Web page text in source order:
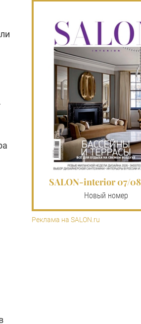
SALON-interior 07/
Новый номер
Реклама на SALON.ru